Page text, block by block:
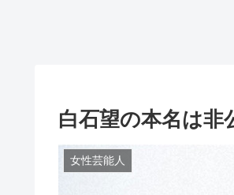
白石望の本名は非
女性芸能人